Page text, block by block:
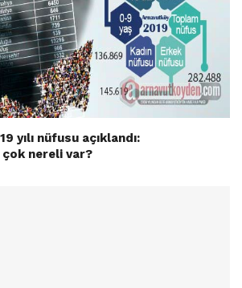
yılı nüfusu açıklandı:
çok nereli var?